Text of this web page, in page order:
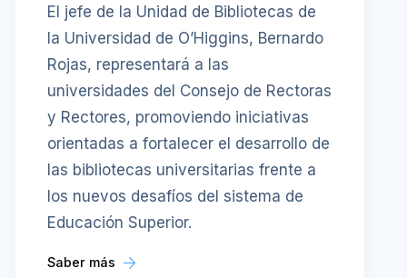
El jefe de la Unidad de Bibliotecas de
la Universidad de O’Higgins, Bernardo
Rojas, representará a las
universidades del Consejo de Rectoras
y Rectores, promoviendo iniciativas
orientadas a fortalecer el desarrollo de
las bibliotecas universitarias frente a
los nuevos desafíos del sistema de
Educación Superior.
Saber más